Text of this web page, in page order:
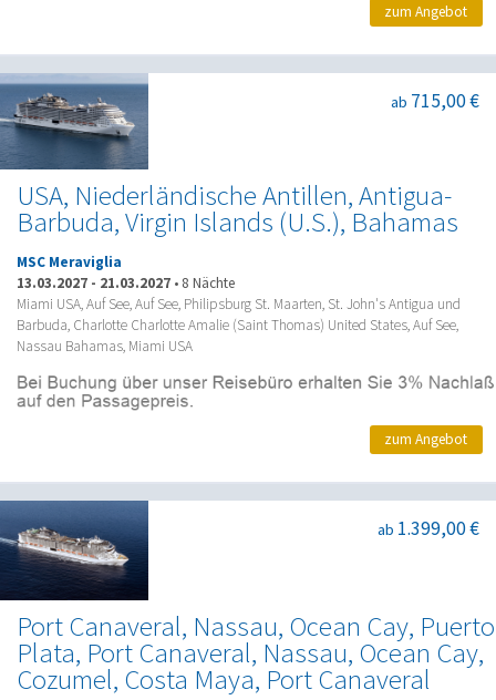
zum Angebot
USA, Niederländische Antillen, Antigua-
Barbuda, Virgin Islands (U.S.), Bahamas
ab 715,00 €
MSC Meraviglia
13.03.2027 - 21.03.2027 • 8 Nächte
Miami USA, Auf See, Auf See, Philipsburg St. Maarten, St. John's Antigua und
Barbuda, Charlotte Charlotte Amalie (Saint Thomas) United States, Auf See,
Nassau Bahamas, Miami USA
zum Angebot
Port Canaveral, Nassau, Ocean Cay, Puerto
Plata, Port Canaveral, Nassau, Ocean Cay,
Cozumel, Costa Maya, Port Canaveral
ab 1.399,00 €